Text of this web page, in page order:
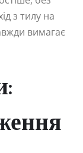
з тилу на
вимагає